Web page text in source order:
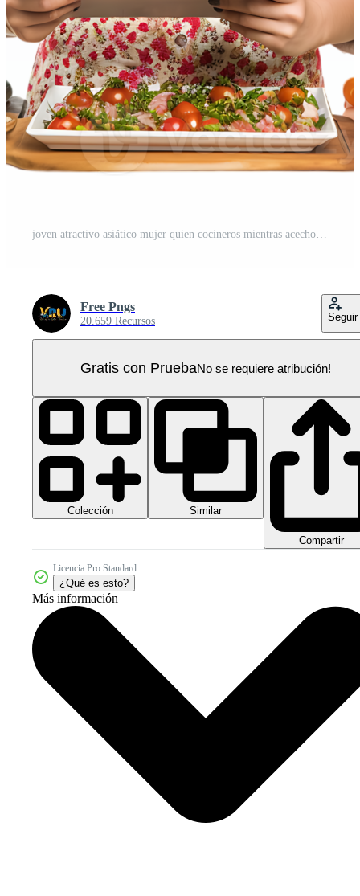
joven atractivo asiático mujer quien cocineros mientras acecho tableta ordenador personal PNG Pro
Free Pngs
20.659 Recursos Seguir
Gratis con PruebaNo se requiere atribución!
Colección Similar
Compartir
Licencia Pro Standard
¿Qué es esto?
Más información